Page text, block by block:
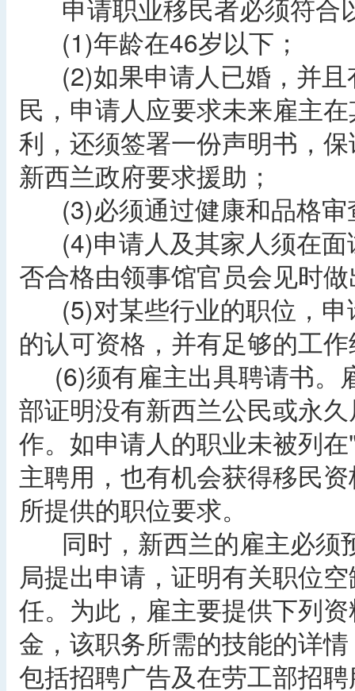
申请职业移民者必须符合
(1)年龄在46岁以下；
(2)如果申请人已婚，并且
民，申请人应要求未来雇主
利，还须签署一份声明书，
新西兰政府要求援助；
(3)必须通过健康和品格审
(4)申请人及其家人须在面
否合格由领事馆官员会见时
(5)对某些行业的职位，申
的认可资格，并有足够的工
(6)须有雇主出具聘请书。
部证明没有新西兰公民或永
作。如申请人的职业未被列
主聘用，也有机会获得移民
所提供的职位要求。
同时，新西兰的雇主必须
局提出申请，证明有关职位
任。为此，雇主要提供下列
金，该职务所需的技能的详
包括招聘广告及在劳工部招